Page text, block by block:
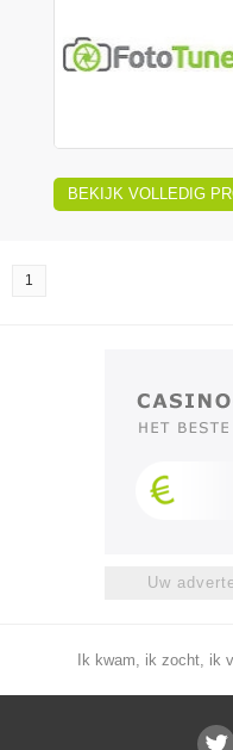
BEKIJK VOLLEDIG
1
Uw
Ik kwam, ik zocht, ik